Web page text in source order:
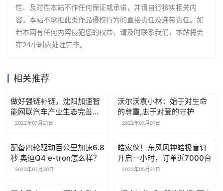
性、及时性本站不作任何保证或承诺，并请自行核实相关内
容。本站不承担此类作品侵权行为的直接责任及连带责任。如
若本网有任何内容侵犯您的权益，请及时联系我们，本站将会
在24小时内处理完毕。
相关推荐
做好强链补链，沈阳加速智
能网联汽车产业生态完善建
设2022年07月21日
沃尔沃袁小林：始于对生命
的尊重,忠于对爱的守护
2022年07月01日
配备四轮驱动百公里加速6.8
秒 奥迪Q4 e-tron怎么样？
2022年07月30日
皓家伙！东风风神皓极盲订
开启一小时，订单近7000台
2022年05月21日